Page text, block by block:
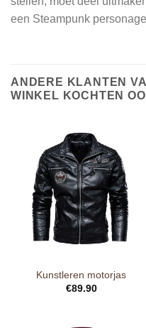
een Steampunk
ANDERE KLANTEN
WINKEL KOCHTEN
Kunstleren motorjas
€89.90